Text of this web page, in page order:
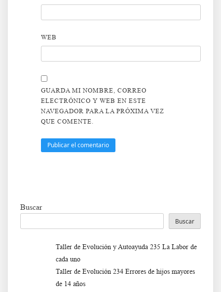
WEB
GUARDA MI NOMBRE, CORREO
ELECTRÓNICO Y WEB EN ESTE
NAVEGADOR PARA LA PRÓXIMA VEZ
QUE COMENTE.
Buscar
Buscar
Taller de Evolución y Autoayuda 235 La Labor de
cada uno
Taller de Evolución 234 Errores de hijos mayores
de 14 años